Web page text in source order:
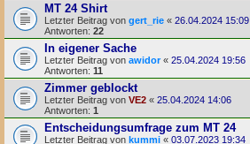
MT 24 Shirt
Letzter Beitrag von gert_rie « 26.04.2024 15:09
Antworten: 22
In eigener Sache
Letzter Beitrag von awidor« 25.04.2024 19:56
Antworten: 11
Zimmer geblockt
Letzter Beitrag von VE2 « 25.04.2024 14:06
Antworten: 1
Entscheidungsumfrage zum MT 24
Letzter Beitrag von kummi « 03.07.2023 19:34